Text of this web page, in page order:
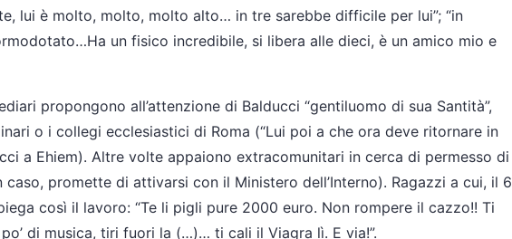
lui è molto, molto, molto alto… in tre sarebbe difficile per lui”; “in
un fisico incredibile, si libera alle dieci, è un amico mio e
propongono all’attenzione di Balducci “gentiluomo di sua Santità”,
o i collegi ecclesiastici di Roma (“Lui poi a che ora deve ritornare in
a Ehiem). Altre volte appaiono extracomunitari in cerca di permesso di
caso, promette di attivarsi con il Ministero dell’Interno). Ragazzi a cui, il 6
così il lavoro: “Te li pigli pure 2000 euro. Non rompere il cazzo!! Ti
di musica, tiri fuori la (…)… ti cali il Viagra lì. E via!”.